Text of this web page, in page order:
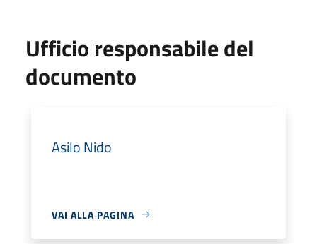
Ufficio responsabile del
documento
Asilo Nido
VAI ALLA PAGINA